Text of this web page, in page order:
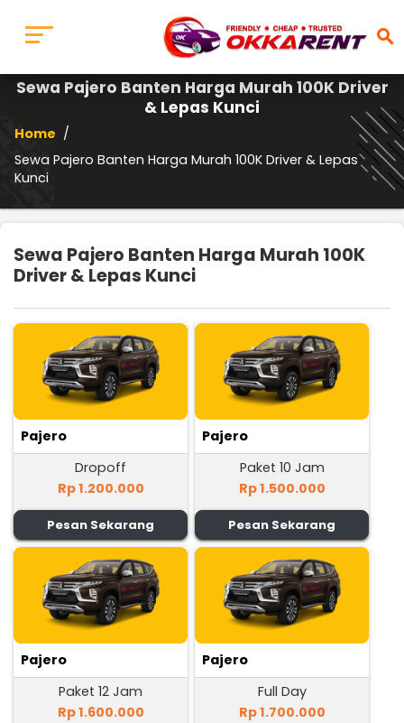
search
Sewa Pajero Banten Harga Murah 100K Driver
& Lepas Kunci
Home /
Sewa Pajero Banten Harga Murah 100K Driver & Lepas
Kunci
Sewa Pajero Banten Harga Murah 100K
Driver & Lepas Kunci
Pajero
Dropoff
Rp 1.200.000
Pesan Sekarang
Pajero
Paket 10 Jam
Rp 1.500.000
Pesan Sekarang
Pajero
Paket 12 Jam
Rp 1.600.000
Pajero
Full Day
Rp 1.700.000